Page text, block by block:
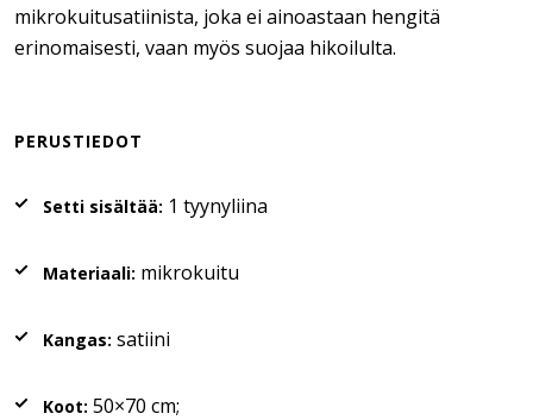
mikrokuitusatiinista, joka ei ainoastaan hengitä
erinomaisesti, vaan myös suojaa hikoilulta.
PERUSTIEDOT
Setti sisältää: 1 tyynyliina
Materiaali: mikrokuitu
Kangas: satiini
Koot: 50×70 cm;